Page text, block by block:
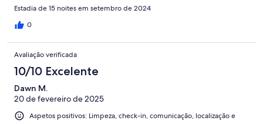
Estadia de 15 noites em setembro de 2024
0
Avaliação verificada
10/10 Excelente
Dawn M.
20 de fevereiro de 2025
Aspetos positivos: Limpeza, check-in, comunicação, localização e